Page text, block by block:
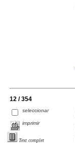
12 / 354
seleccionar
imprimir
Text complet